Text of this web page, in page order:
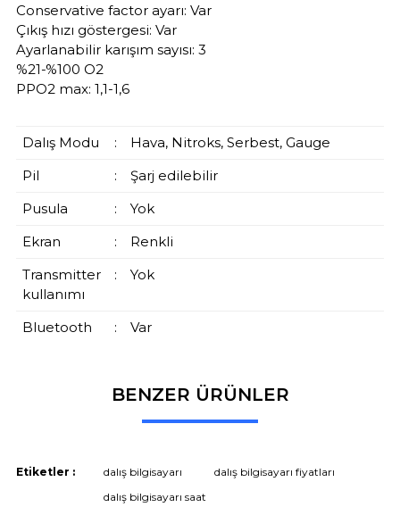
Conservative factor ayarı: Var
Çıkış hızı göstergesi: Var
Ayarlanabilir karışım sayısı: 3
%21-%100 O2
PPO2 max: 1,1-1,6
Dalış Modu :
Hava, Nitroks, Serbest, Gauge
Pil
:
Şarj edilebilir
Pusula
:
Yok
Ekran
:
Renkli
Transmitter
kullanımı
: Yok
Bluetooth : Var
Yorum Yaz
BENZER ÜRÜNLER
Etiketler : dalış bilgisayarı
dalış bilgisayarı fiyatları
dalış bilgisayarı saat